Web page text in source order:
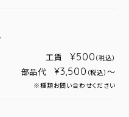
工賃 ¥500 （税込）
部品代 ¥3,500 （税込） ～
※種類お問い合わせください